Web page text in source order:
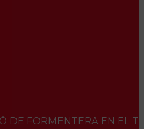
DE FORMENTERA EN EL